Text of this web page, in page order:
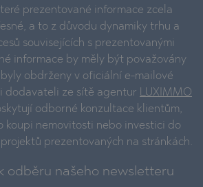
prezentované informace zcela
a to z důvodu dynamiky trhu a
souvisejících s prezentovanými
informace by měly být považovány
obdrženy v oficiální e-mailové
dodavateli ze sítě agentur LUXIMMO
odborné konzultace klientům,
koupi nemovitosti nebo investici do
prezentovaných na stránkách.
odběru našeho newsletteru